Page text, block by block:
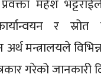
महेश
र स्रोत
अर्थ मन्त्रालयले
गरेको जानकारी